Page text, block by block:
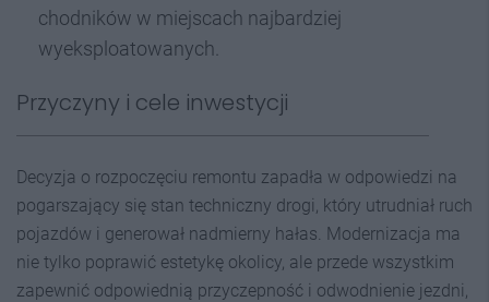
chodników w miejscach najbardziej
wyeksploatowanych.
Przyczyny i cele inwestycji
Decyzja o rozpoczęciu remontu zapadła w odpowiedzi na
pogarszający się stan techniczny drogi, który utrudniał ruch
pojazdów i generował nadmierny hałas. Modernizacja ma
nie tylko poprawić estetykę okolicy, ale przede wszystkim
zapewnić odpowiednią przyczepność i odwodnienie jezdni,